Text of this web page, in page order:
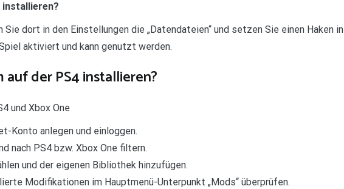
installieren?
dort in den Einstellungen die „Datendateien“ und setzen Sie einen Haken in
aktiviert und kann genutzt werden.
der PS4 installieren?
und Xbox One
Konto anlegen und einloggen.
nach PS4 bzw. Xbox One filtern.
und der eigenen Bibliothek hinzufügen.
Modifikationen im Hauptmenü-Unterpunkt „Mods“ überprüfen.